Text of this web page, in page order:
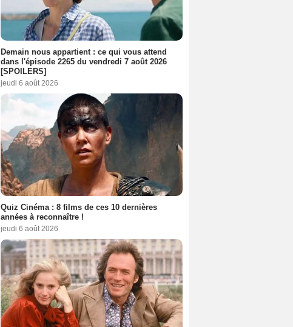
Demain nous appartient : ce qui vous attend
dans l'épisode 2265 du vendredi 7 août 2026
[SPOILERS]
jeudi 6 août 2026
Quiz Cinéma : 8 films de ces 10 dernières
années à reconnaître !
jeudi 6 août 2026